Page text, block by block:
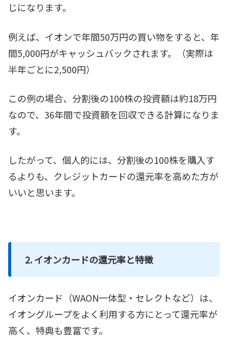
じになります。
例えば、イオンで年間50万円の買い物をすると、年
間5,000円がキャッシュバックされます。（実際は
半年ごとに2,500円）
この例の場合、分割後の100株の投資額は約18万円
なので、36年間で投資額を回収できる計算になりま
す。
したがって、個人的には、分割後の100株を購入す
るよりも、クレジットカードの還元率を高めた方が
いいと思います。
2. イオンカードの還元率と特徴
イオンカード（WAON一体型・セレクトなど）は、
イオングループをよく利用する方にとって還元率が
高く、特典も豊富です。